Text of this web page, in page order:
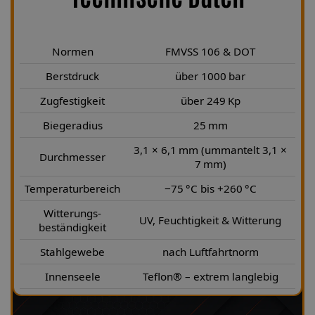
Normen
FMVSS 106 & DOT
Berstdruck
über 1000 bar
Zugfestigkeit
über 249 Kp
Biegeradius
25 mm
Durchmesser
3,1 × 6,1 mm (ummantelt 3,1 ×
7 mm)
Temperaturbereich
−75 °C bis +260 °C
Witterungs-
beständigkeit
UV, Feuchtigkeit & Witterung
Stahlgewebe
nach Luftfahrtnorm
Innenseele
Teflon® – extrem langlebig